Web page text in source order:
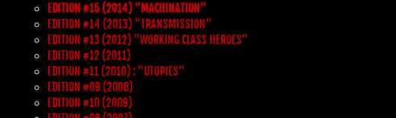
EDITION #15 (2014) "MACHINATION"
EDITION #14 (2013) "TRANSMISSION"
EDITION #13 (2012) "WORKING CLASS HEROES"
EDITION #12 (2011)
EDITION #11 (2010) : "UTOPIES"
EDITION #09 (2008)
EDITION #10 (2009)